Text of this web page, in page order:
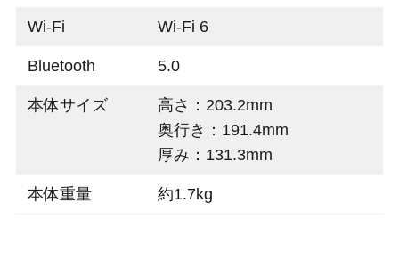
Wi-Fi Wi-Fi 6
Bluetooth 5.0
本体サイズ
高さ：203.2mm
奥行き：191.4mm
厚み：131.3mm
本体重量 約1.7kg